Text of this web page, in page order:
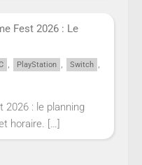
Fest 2026 : Le
, PlayStation , Switch ,
2026 : le planning
horaire. […]